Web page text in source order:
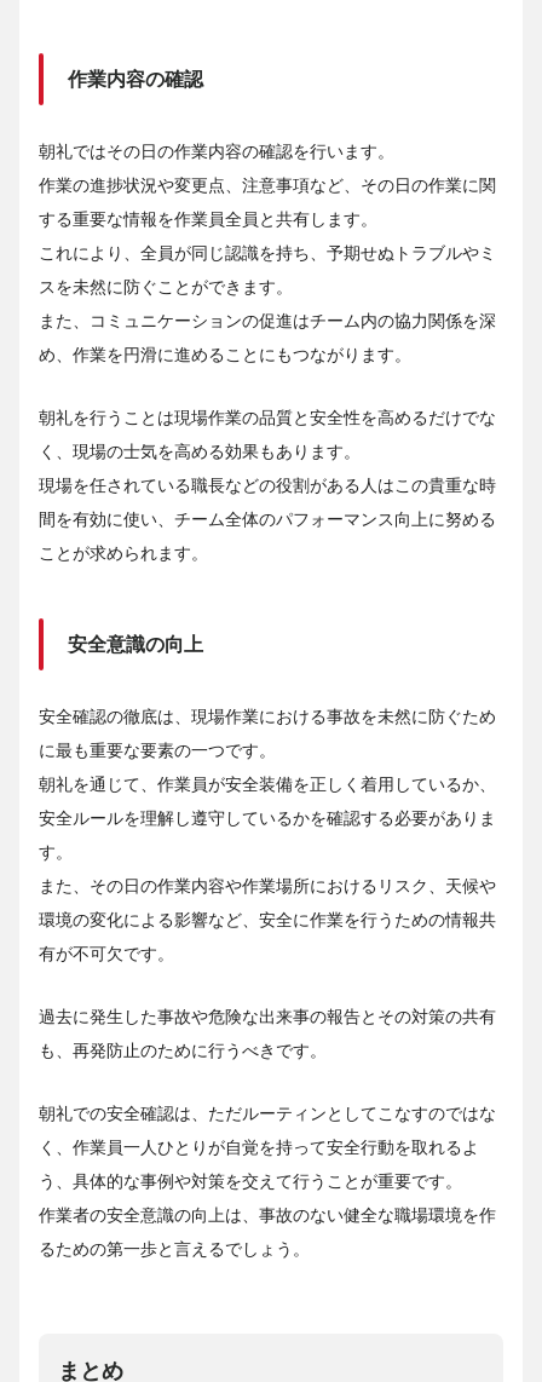
作業内容の確認
朝礼ではその日の作業内容の確認を行います。
作業の進捗状況や変更点、注意事項など、その日の作業に関
する重要な情報を作業員全員と共有します。
これにより、全員が同じ認識を持ち、予期せぬトラブルやミ
スを未然に防ぐことができます。
また、コミュニケーションの促進はチーム内の協力関係を深
め、作業を円滑に進めることにもつながります。
朝礼を行うことは現場作業の品質と安全性を高めるだけでな
く、現場の士気を高める効果もあります。
現場を任されている職長などの役割がある人はこの貴重な時
間を有効に使い、チーム全体のパフォーマンス向上に努める
ことが求められます。
安全意識の向上
安全確認の徹底は、現場作業における事故を未然に防ぐため
に最も重要な要素の一つです。
朝礼を通じて、作業員が安全装備を正しく着用しているか、
安全ルールを理解し遵守しているかを確認する必要がありま
す。
また、その日の作業内容や作業場所におけるリスク、天候や
環境の変化による影響など、安全に作業を行うための情報共
有が不可欠です。
過去に発生した事故や危険な出来事の報告とその対策の共有
も、再発防止のために行うべきです。
朝礼での安全確認は、ただルーティンとしてこなすのではな
く、作業員一人ひとりが自覚を持って安全行動を取れるよ
う、具体的な事例や対策を交えて行うことが重要です。
作業者の安全意識の向上は、事故のない健全な職場環境を作
るための第一歩と言えるでしょう。
まとめ